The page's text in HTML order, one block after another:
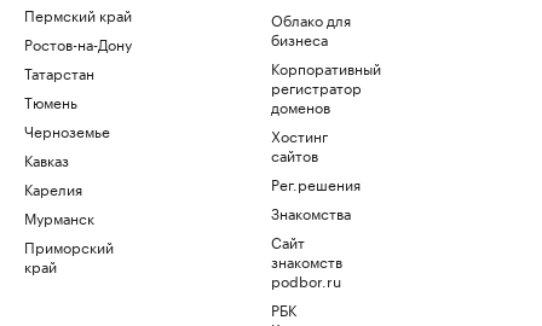
Пермский край
Ростов-на-Дону
Татарстан
Тюмень
Черноземье
Кавказ
Карелия
Мурманск
Приморский
край
Облако для
бизнеса
Корпоративный
регистратор
доменов
Хостинг
сайтов
Рег.решения
Знакомства
Сайт
знакомств
podbor.ru
РБК